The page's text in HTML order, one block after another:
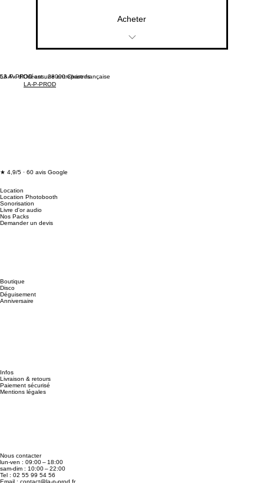
Acheter
200 tirages photos
LA-P-PROD
53 Av. d'Orléans, 28000 Chartres
LA-P-PROD est une entreprise française
★ 4,9/5 · 60 avis Google
Boutique
Disco
Déguisement
Anniversaire
Location
Location Photobooth
Sonorisation
Livre d'or audio
Nos Packs
Demander un devis
Infos
Livraison & retours
Paiement sécurisé
Mentions légales
Nous contacter
lun-ven : 09:00 – 18:00
sam-dim : 10:00 – 22:00
Tel : 02 55 99 54 56
Email : contact@la-p-prod.fr